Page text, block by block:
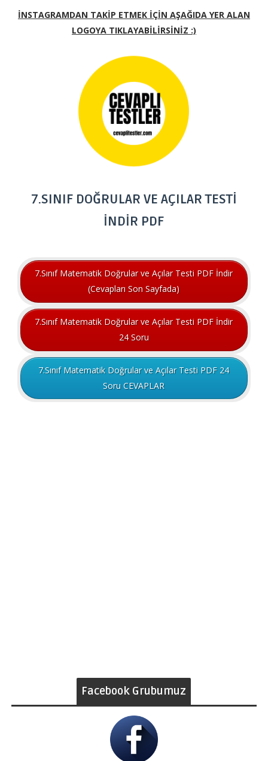
İNSTAGRAMDAN TAKİP ETMEK İÇİN AŞAĞIDA YER ALAN
LOGOYA TIKLAYABİLİRSİNİZ :)
7.SINIF DOĞRULAR VE AÇILAR TESTİ
İNDİR PDF
7.Sınıf Matematik Doğrular ve Açılar Testi PDF İndir
(Cevapları Son Sayfada)
7.Sınıf Matematik Doğrular ve Açılar Testi PDF İndir
24 Soru
7.Sınıf Matematik Doğrular ve Açılar Testi PDF 24
Soru CEVAPLAR
Facebook Grubumuz